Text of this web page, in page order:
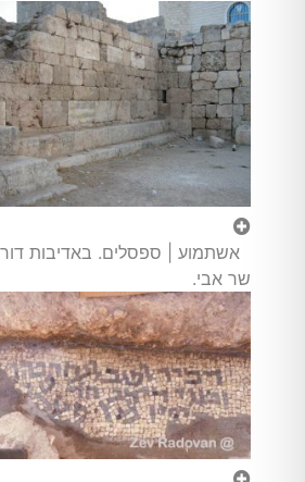
אשתמוע | ספסלים. באדיבות
שר אבי.